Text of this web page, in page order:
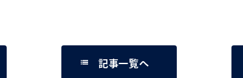
list 記事一覧へ